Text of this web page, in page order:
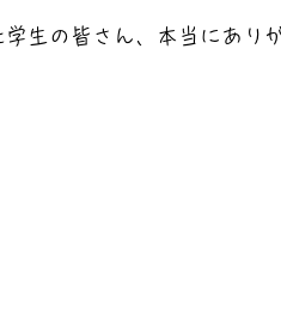
生の皆さん、本当にあり